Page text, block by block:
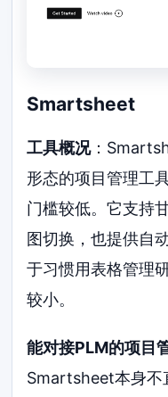
Smartsheet
工具概况：
形态的项目管理工
门槛较低。它支持
图切换，也提供自
于习惯用表格管理
较小。
能对接PLM的项目
Smartsheet本身不